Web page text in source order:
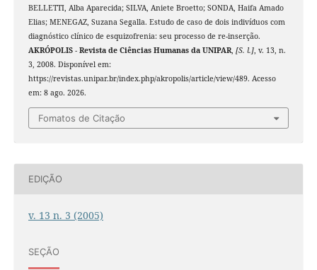
BELLETTI, Alba Aparecida; SILVA, Aniete Broetto; SONDA, Haifa Amado
Elias; MENEGAZ, Suzana Segalla. Estudo de caso de dois indivíduos com
diagnóstico clínico de esquizofrenia: seu processo de re-inserção.
AKRÓPOLIS - Revista de Ciências Humanas da UNIPAR, [S. l.], v. 13, n.
3, 2008. Disponível em:
https://revistas.unipar.br/index.php/akropolis/article/view/489. Acesso
em: 8 ago. 2026.
Fomatos de Citação
EDIÇÃO
v. 13 n. 3 (2005)
SEÇÃO